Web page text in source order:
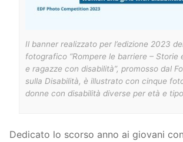
Il banner realizzato per l’edizione 2023
fotografico “Rompere le barriere – Storie
e ragazze con disabilità”, promosso dal
sulla Disabilità, è illustrato con cinque
donne con disabilità diverse per età e
Dedicato lo scorso anno ai giovani